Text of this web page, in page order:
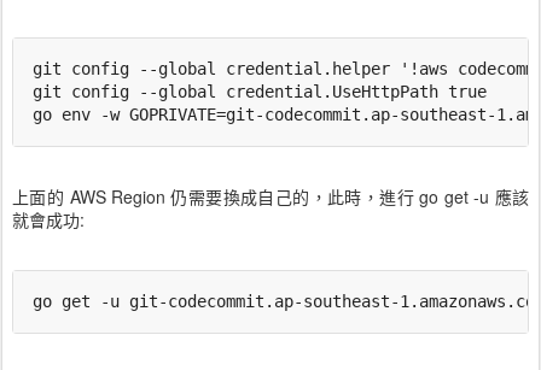
git config --global credential.helper '!aws
git config --global credential.UseHttpPath true
上面的 AWS Region 仍需要換成自己的，此時，進行 go get -u 應該
就會成功:
go get -u git-codecommit.ap-southeast-